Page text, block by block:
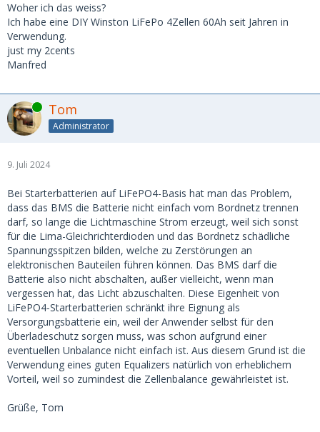
Woher ich das weiss?
Ich habe eine DIY Winston LiFePo 4Zellen 60Ah seit Jahren in
Verwendung.
just my 2cents
Manfred
Online Tom
Administrator
9. Juli 2024
Bei Starterbatterien auf LiFePO4-Basis hat man das Problem,
dass das BMS die Batterie nicht einfach vom Bordnetz trennen
darf, so lange die Lichtmaschine Strom erzeugt, weil sich sonst
für die Lima-Gleichrichterdioden und das Bordnetz schädliche
Spannungsspitzen bilden, welche zu Zerstörungen an
elektronischen Bauteilen führen können. Das BMS darf die
Batterie also nicht abschalten, außer vielleicht, wenn man
vergessen hat, das Licht abzuschalten. Diese Eigenheit von
LiFePO4-Starterbatterien schränkt ihre Eignung als
Versorgungsbatterie ein, weil der Anwender selbst für den
Überladeschutz sorgen muss, was schon aufgrund einer
eventuellen Unbalance nicht einfach ist. Aus diesem Grund ist die
Verwendung eines guten Equalizers natürlich von erheblichem
Vorteil, weil so zumindest die Zellenbalance gewährleistet ist.
Grüße, Tom